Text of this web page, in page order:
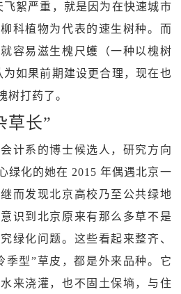
絮严重，就是因为在快速城市
科植物为代表的速生树种。而
容易滋生槐尺蠖（一种以槐树
如果前期建设更合理，现在也
树打药了。
草长”
计系的博士候选人，研究方向
绿化的她在 2015 年偶遇北京一
而发现北京高校乃至公共绿地
识到北京原来有那么多草不是
绿化问题。这些看起来整齐、
季型”草皮，都是外来品种。它
来浇灌，也不固土保墒，与住